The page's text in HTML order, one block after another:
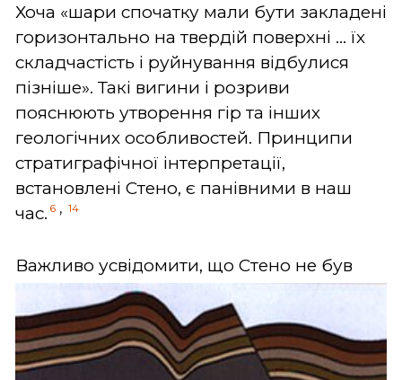
Хоча «шари спочатку мали бути закладені
горизонтально на твердій поверхні ... їх
складчастість і руйнування відбулися
пізніше». Такі вигини і розриви
пояснюють утворення гір та інших
геологічних особливостей. Принципи
стратиграфічної інтерпретації,
встановлені Стено, є панівними в наш
час. 6 , 14
Важливо усвідомити, що Стено не був